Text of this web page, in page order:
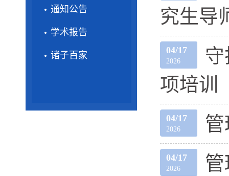
通知公告
学术报告
诸子百家
究生导
04/17
2026
项培训
04/17
2026 管
04/17
2026